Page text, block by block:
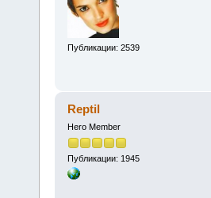
Публикации: 2539
Reptil
Hero Member
Публикации: 1945